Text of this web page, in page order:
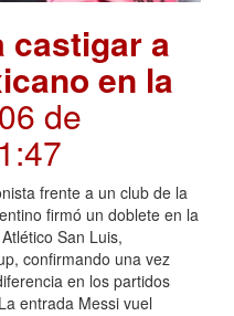
castigar a
en la
de
frente a un club de la
firmó un doblete en la
San Luis,
confirmando una vez
en los partidos
entrada Messi vuel